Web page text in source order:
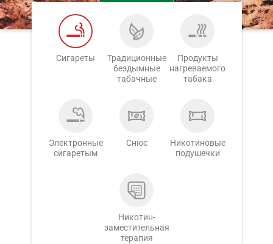
Сигареты
Традиционные
бездымные
табачные
Продукты
нагреваемого
табака
Электронные
сигаретым
Снюс
Никотиновые
подушечки
Никотин-
заместительная
терапия